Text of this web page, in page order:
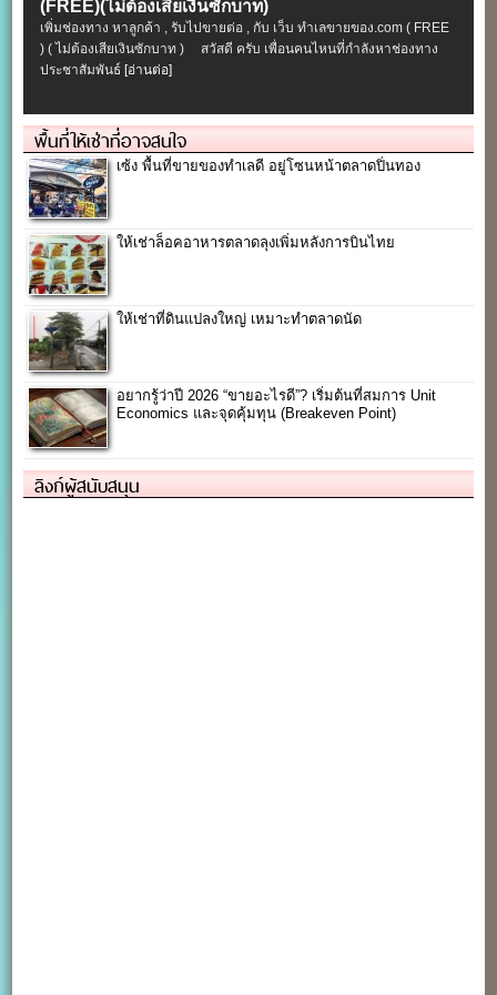
(FREE)(ไม่ต้องเสียเงินซักบาท)
เพิ่มช่องทาง หาลูกค้า , รับไปขายต่อ , กับ เว็บ ทำเลขายของ.com ( FREE
) ( ไม่ต้องเสียเงินซักบาท ) สวัสดี ครับ เพื่อนคนไหนที่กำลังหาช่องทาง
ประชาสัมพันธ์[อ่านต่อ]
พื้นที่ให้เช่าที่อาจสนใจ
เซ้ง พื้นที่ขายของทำเลดี อยู่โซนหน้าตลาดปิ่นทอง
ให้เช่าล็อคอาหารตลาดลุงเพิ่มหลังการบินไทย
ให้เช่าที่ดินแปลงใหญ่ เหมาะทำตลาดนัด
อยากรู้ว่าปี 2026 “ขายอะไรดี”? เริ่มต้นที่สมการ Unit
Economics และจุดคุ้มทุน (Breakeven Point)
ลิงก์ผู้สนับสนุน